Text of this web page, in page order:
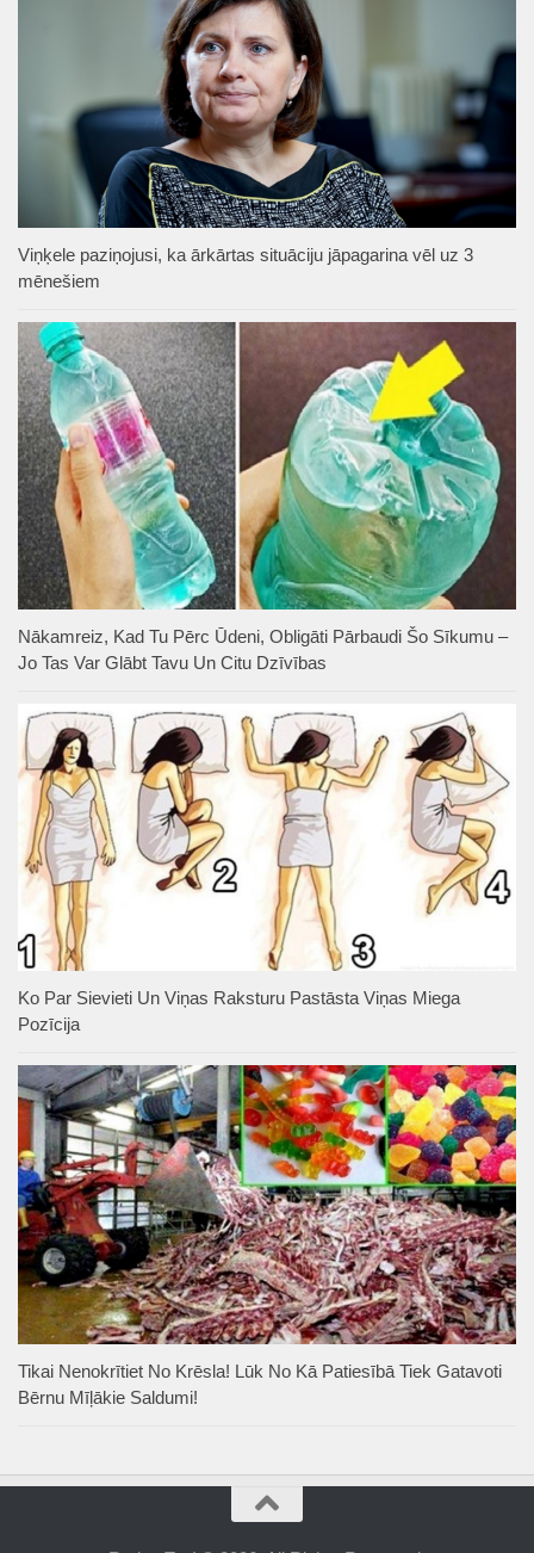
Viņķele paziņojusi, ka ārkārtas situāciju jāpagarina vēl uz 3
mēnešiem
Nākamreiz, Kad Tu Pērc Ūdeni, Obligāti Pārbaudi Šo Sīkumu –
Jo Tas Var Glābt Tavu Un Citu Dzīvības
Ko Par Sievieti Un Viņas Raksturu Pastāsta Viņas Miega
Pozīcija
Tikai Nenokrītiet No Krēsla! Lūk No Kā Patiesībā Tiek Gatavoti
Bērnu Mīļākie Saldumi!